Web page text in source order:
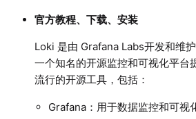
官方教程、下载、安装
Loki 是由 Grafana Labs开发和维
一个知名的开源监控和可视化平台
流行的开源工具，包括：
Grafana：用于数据监控和可视